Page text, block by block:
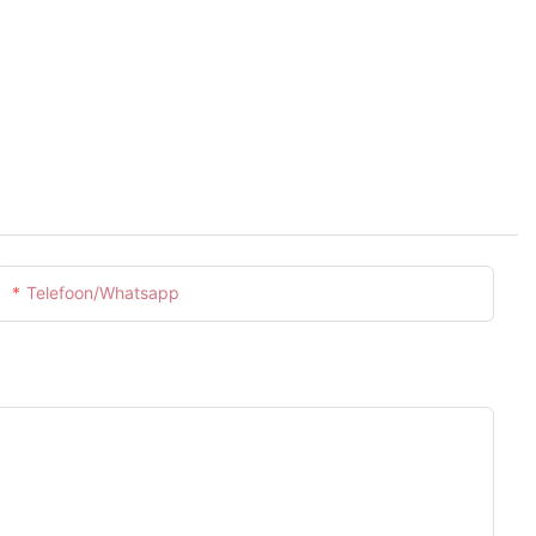
Telefoon/whatsapp